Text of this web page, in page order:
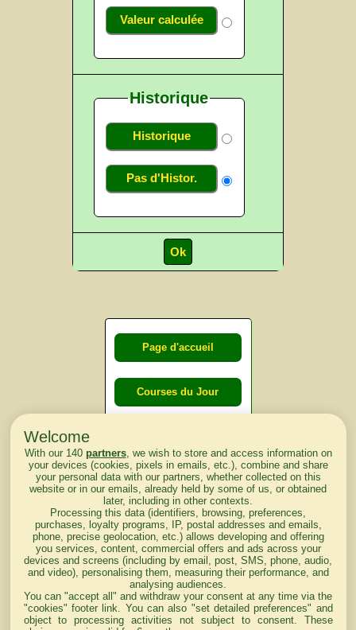
Valeur calculée
Historique
Historique
Pas d'Histor.
Page d'accueil
Courses du Jour
lendemain
Courses
d'aujourd'hui
Haut de Page
Welcome
With our 140 partners, we wish to store and access information on
your devices (cookies, pixels in emails, etc.), combine and share
your personal data with our partners, whether collected on this
website or in our emails, already held by some of us, or obtained
later, including in other contexts.
Processing this data (identifiers, browsing, preferences,
purchases, loyalty programs, IP, postal addresses and emails,
phone, precise geolocation, etc.) allows developing and offering
you services, content, commercial offers and ads across your
devices and screens (including by email, post, SMS, phone, audio,
and video), personalising them, measuring their performance, and
analysing audiences.
You can "accept all" and withdraw your consent at any time via the
"cookies" footer link . You can also "set detailed preferences" and
object to processing activities not subject to consent. These